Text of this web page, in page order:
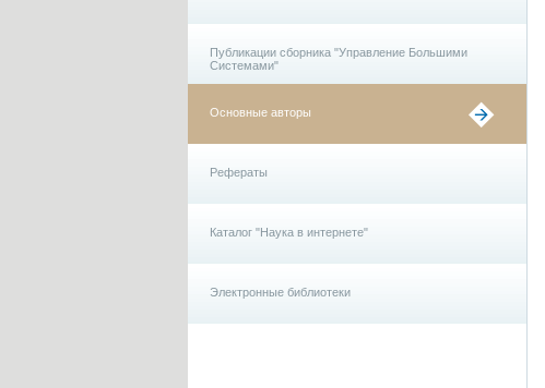
Публикации сборника "Управление Большими
Системами"
Основные авторы
Рефераты
Каталог "Наука в интернете"
Электронные библиотеки